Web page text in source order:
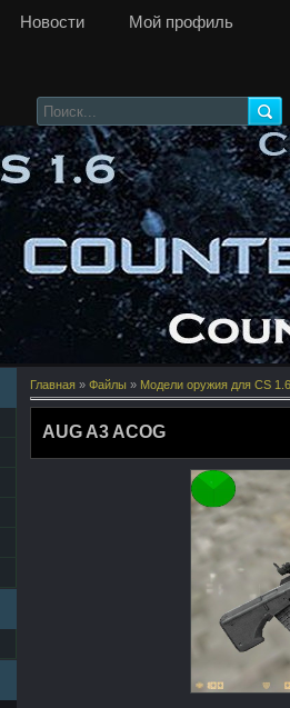
Новости Мой профиль
Главная » Файлы » Модели оружия для CS 1.6
AUG A3 ACOG